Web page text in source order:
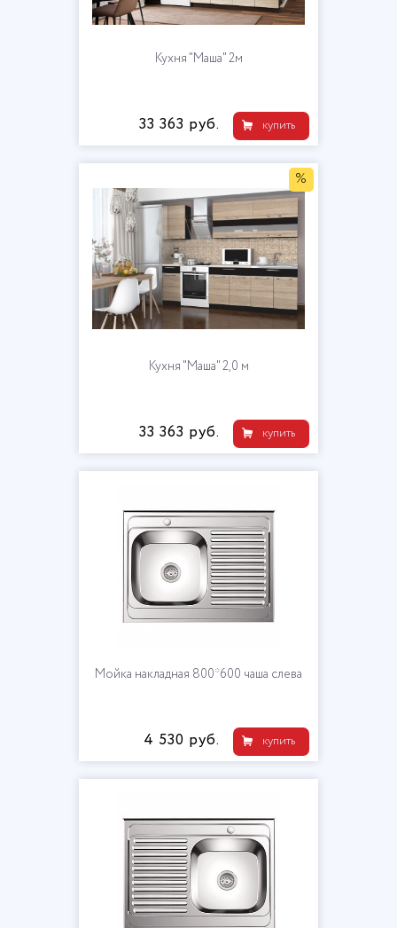
Кухня "Маша" 2м
купить
33 363 руб.
%
Кухня "Маша" 2,0 м
купить
33 363 руб.
Мойка накладная 800*600 чаша слева
купить
4 530 руб.